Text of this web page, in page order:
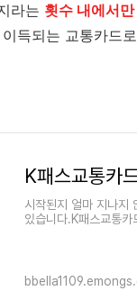
라는 횟수 내에서만
득되는 교통카드
시작된지 얼마 지나지
있습니다.K패스교통